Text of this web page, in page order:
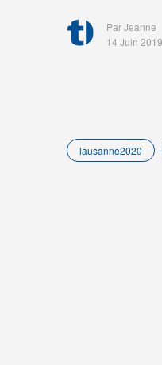
Par Jeanne
14 Juin 2019
lausanne2020